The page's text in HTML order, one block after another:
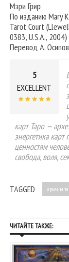
Мэри Грир
По изданию Mary
Tarot Court
0383, U.S.A., 2004)
Перевод А.
5
EXCELLENT
карт Таро —
энергетика
ценностям
свобода, воля,
TAGGED арканы
ЧИТАЙТЕ ТАКЖЕ: